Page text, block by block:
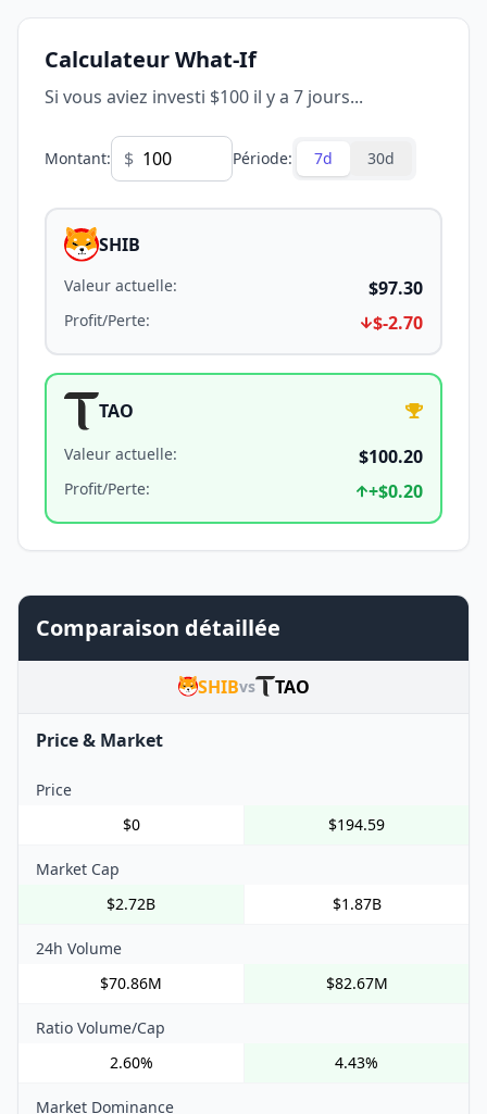
Calculateur What-If
Si vous aviez investi $100 il y a 7 jours...
Montant: $ Période: 7d 30d
SHIB
Valeur actuelle: $97.30
Profit/Perte: $-2.70
TAO
Valeur actuelle: $100.20
Profit/Perte: +$0.20
Comparaison détaillée
SHIBvs TAO
Price & Market
Price
$0
$194.59
Market Cap
$2.72B
$1.87B
24h Volume
$70.86M
$82.67M
Ratio Volume/Cap
2.60%
4.43%
Market Dominance